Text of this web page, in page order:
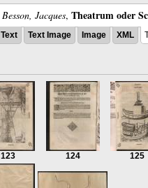
Besson, Jacques, Theatrum oder
Text Text Image Image XML
123 124 125